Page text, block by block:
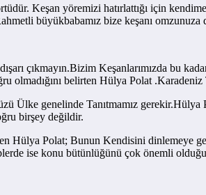
Keşan yöremizi hatırlattığı için
büyükbabamız bize keşanı omzunuza
çıkmayın.Bizim Keşanlarımızda bu
olmadığını belirten Hülya Polat
Ülke genelinde Tanıtmamız
birşey değildir.
Hülya Polat; Bunun Kendisini dinlemeye
ise konu bütünlüğünü çok önemli